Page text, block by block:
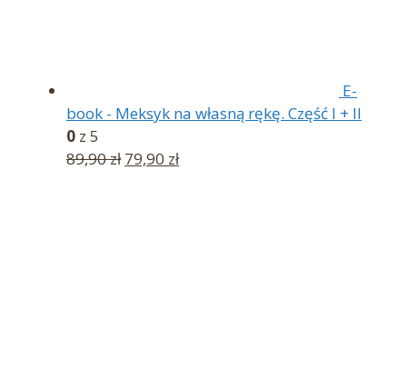
E-
book - Meksyk na własną rękę. Część I + II
0 z 5
89,90zł Pierwotna
79,90 złAktualna